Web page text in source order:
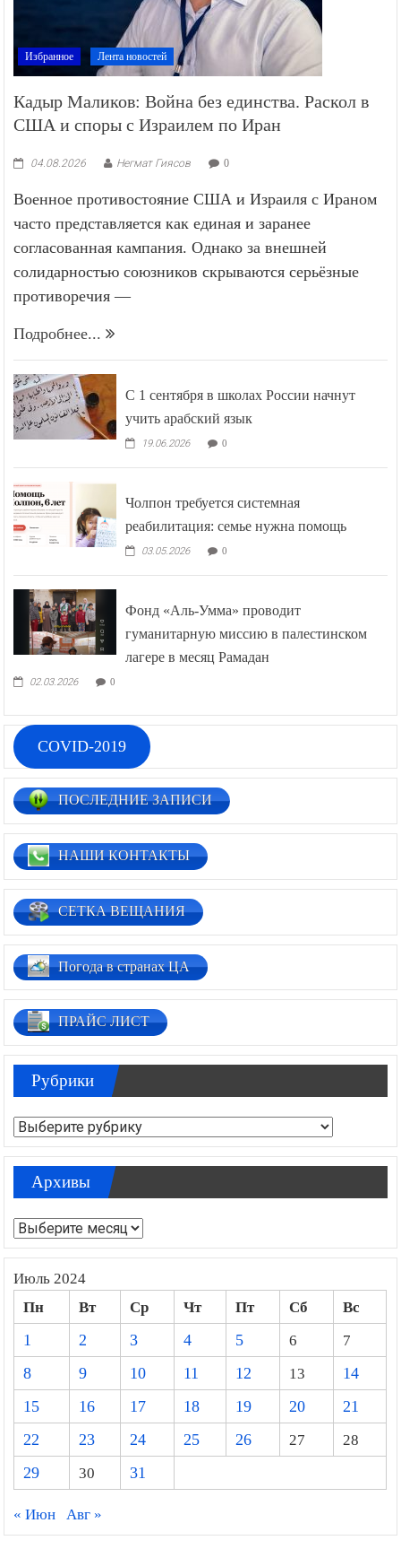
Избранное Лента новостей
Кадыр Маликов: Война без единства. Раскол в
США и споры с Израилем по Иран
04.08.2026 Негмат Гиясов 0
Военное противостояние США и Израиля с Ираном
часто представляется как единая и заранее
согласованная кампания. Однако за внешней
солидарностью союзников скрываются серьёзные
противоречия —
Подробнее...
С 1 сентября в школах России начнут
учить арабский язык
19.06.2026 0
Чолпон требуется системная
реабилитация: семье нужна помощь
03.05.2026 0
Фонд «Аль-Умма» проводит
гуманитарную миссию в палестинском
лагере в месяц Рамадан
02.03.2026 0
COVID-2019
ПОСЛЕДНИЕ ЗАПИСИ
НАШИ КОНТАКТЫ
СЕТКА ВЕЩАНИЯ
Погода в странах ЦА
ПРАЙС ЛИСТ
Рубрики
Рубрики
Архивы
Архивы
Июль 2024
Пн Вт Ср Чт Пт Сб
Вс
1
2 3 4 5 6
7
8
9 10 11 12 13
14
15
16 17 18 19 20
21
22
23 24 25 26 27
28
29
30 31
« Июн Авг »